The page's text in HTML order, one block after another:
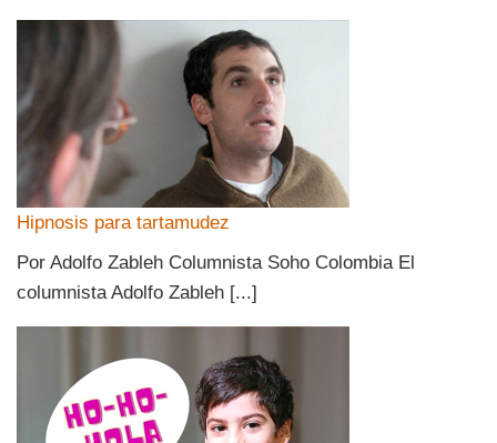
Hipnosis para tartamudez
Por Adolfo Zableh Columnista Soho Colombia El
columnista Adolfo Zableh [...]